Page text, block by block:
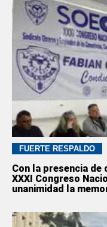
FUERTE RESPALDO
Con la presencia de
XXXI Congreso
unanimidad la